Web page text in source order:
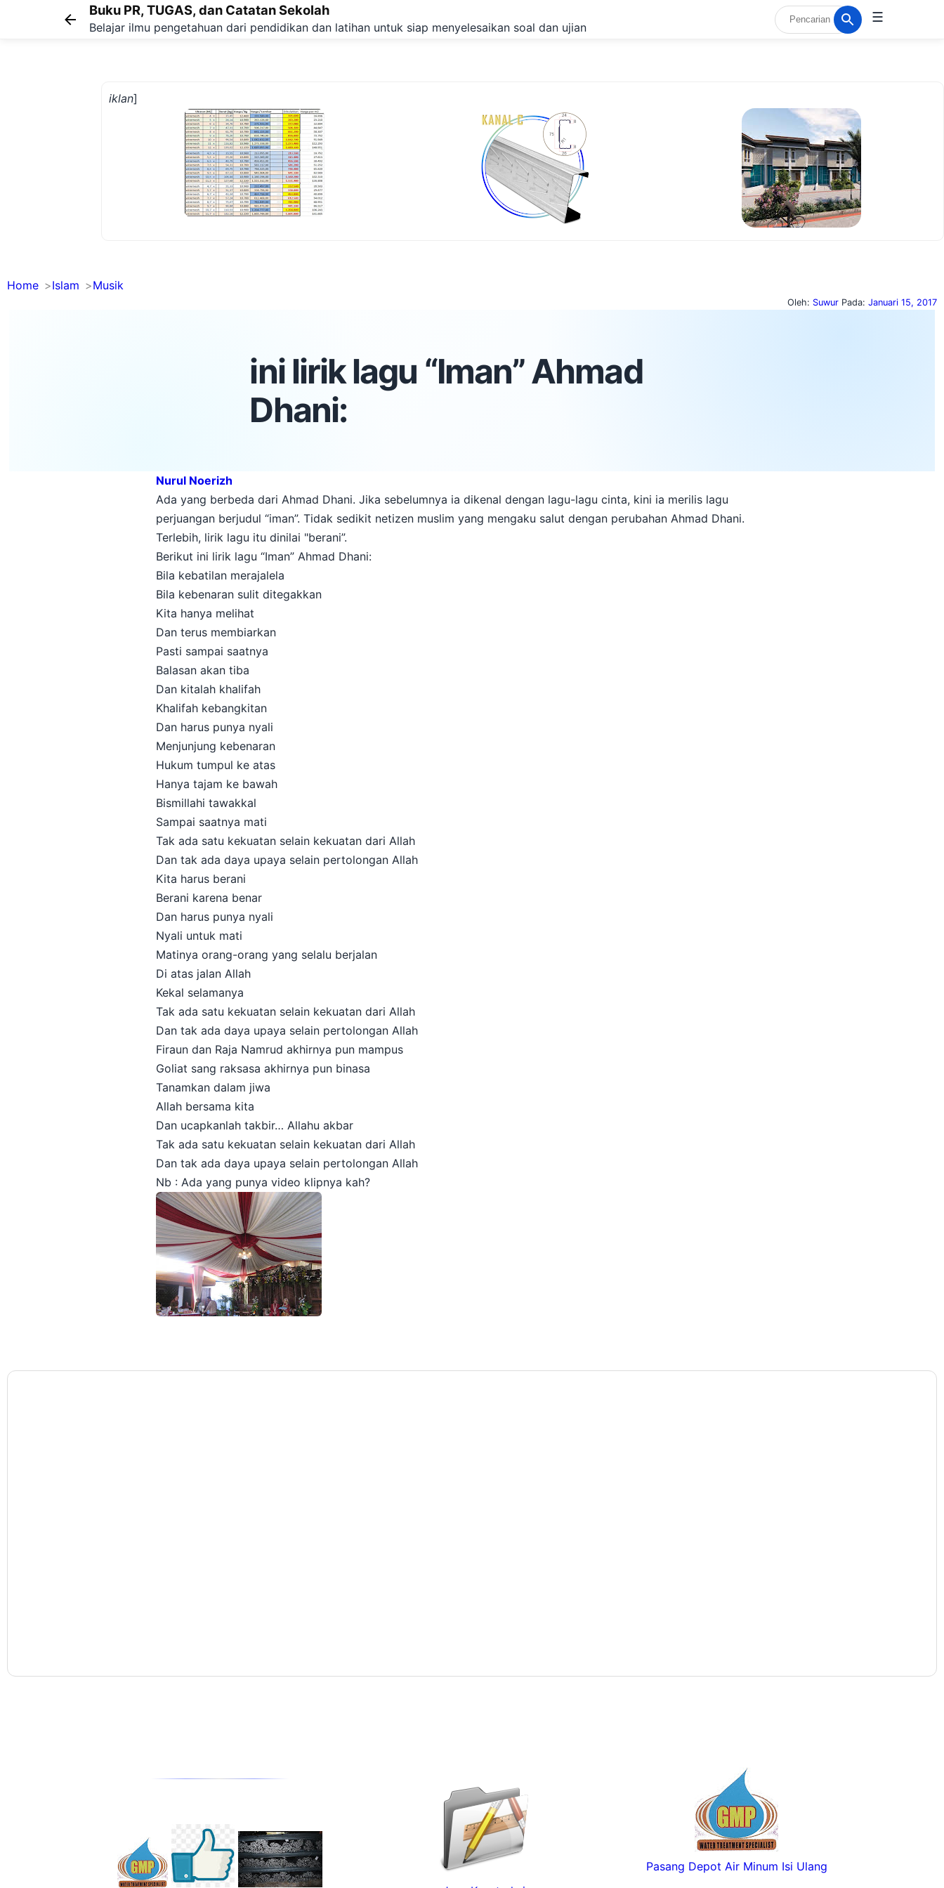
Buku PR, TUGAS, dan Catatan Sekolah
Belajar ilmu pengetahuan dari pendidikan dan latihan untuk siap menyelesaikan soal dan ujian
☰
iklan]
Home Islam Musik
Oleh: Suwur Pada: Januari 15, 2017
ini lirik lagu “Iman” Ahmad
Dhani:
Nurul Noerizh
Ada yang berbeda dari Ahmad Dhani. Jika sebelumnya ia dikenal dengan lagu-lagu cinta, kini ia merilis lagu
perjuangan berjudul “iman”. Tidak sedikit netizen muslim yang mengaku salut dengan perubahan Ahmad Dhani.
Terlebih, lirik lagu itu dinilai "berani”.
Berikut ini lirik lagu “Iman” Ahmad Dhani:
Bila kebatilan merajalela
Bila kebenaran sulit ditegakkan
Kita hanya melihat
Dan terus membiarkan
Pasti sampai saatnya
Balasan akan tiba
Dan kitalah khalifah
Khalifah kebangkitan
Dan harus punya nyali
Menjunjung kebenaran
Hukum tumpul ke atas
Hanya tajam ke bawah
Bismillahi tawakkal
Sampai saatnya mati
Tak ada satu kekuatan selain kekuatan dari Allah
Dan tak ada daya upaya selain pertolongan Allah
Kita harus berani
Berani karena benar
Dan harus punya nyali
Nyali untuk mati
Matinya orang-orang yang selalu berjalan
Di atas jalan Allah
Kekal selamanya
Tak ada satu kekuatan selain kekuatan dari Allah
Dan tak ada daya upaya selain pertolongan Allah
Firaun dan Raja Namrud akhirnya pun mampus
Goliat sang raksasa akhirnya pun binasa
Tanamkan dalam jiwa
Allah bersama kita
Dan ucapkanlah takbir… Allahu akbar
Tak ada satu kekuatan selain kekuatan dari Allah
Dan tak ada daya upaya selain pertolongan Allah
Nb : Ada yang punya video klipnya kah?
Pasang Depot Air Minum Isi Ulang